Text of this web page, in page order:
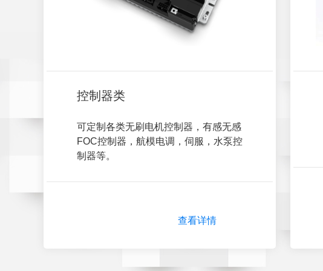
控制器类
可定制各类无刷电机控制器，有感无感
FOC控制器，航模电调，伺服，水泵控
制器等。
查看详情